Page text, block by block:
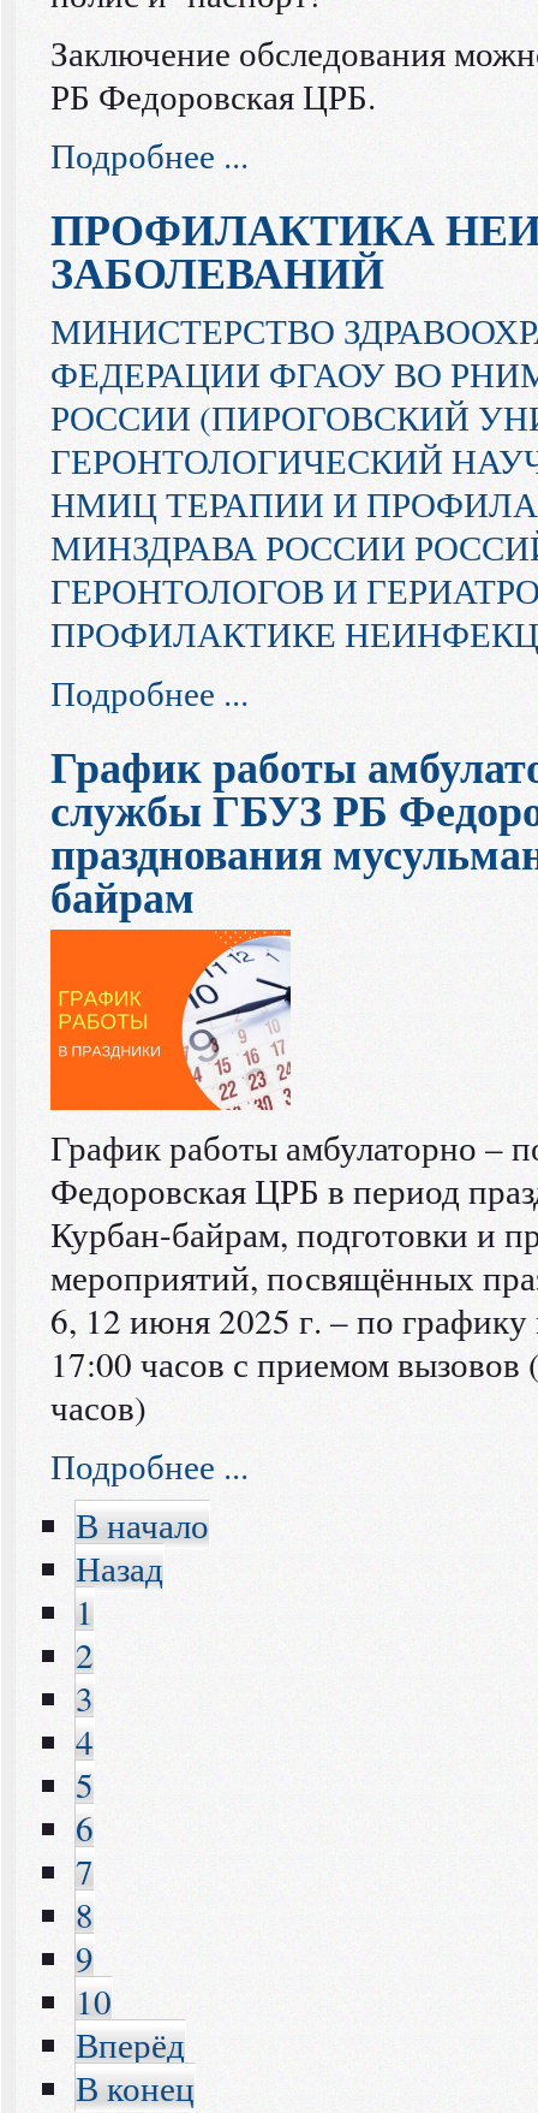
Заключение обследования
РБ Федоровская ЦРБ.
Подробнее ...
ПРОФИЛАКТИКА
ЗАБОЛЕВАНИЙ
МИНИСТЕРСТВО
ФЕДЕРАЦИИ ФГАОУ ВО
РОССИИ (ПИРОГОВСКИЙ
ГЕРОНТОЛОГИЧЕСКИЙ
НМИЦ ТЕРАПИИ И
МИНЗДРАВА РОССИИ
ГЕРОНТОЛОГОВ И
ПРОФИЛАКТИКЕ
Подробнее ...
График работы
службы ГБУЗ РБ
празднования
байрам
График работы амбулаторно –
Федоровская ЦРБ в период
Курбан-байрам, подготовки и
мероприятий, посвящённых
6, 12 июня 2025 г. – по
17:00 часов с приемом
часов)
Подробнее ...
В начало
Назад
1
2
3
4
5
6
7
8
9
10
Вперёд
В конец